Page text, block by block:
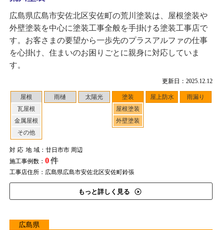
更新日：2025.12.12
屋根
瓦屋根
金属屋根
その他
雨樋 太陽光
塗装
屋根塗装
外壁塗装
屋上防水 雨漏り
対応地域：廿日市市 周辺
施工事例数： 0件
工事店住所：広島県広島市安佐北区安佐町鈴張
もっと詳しく見る
広島県広島市安佐北区安佐町の荒川塗装は、屋根塗装や
外壁塗装を中心に塗装工事全般を手掛ける塗装工事店で
す。お客さまの要望から一歩先のプラスアルファの仕事
を心掛け、住まいのお困りごとに親身に対応していま
す。
広島県